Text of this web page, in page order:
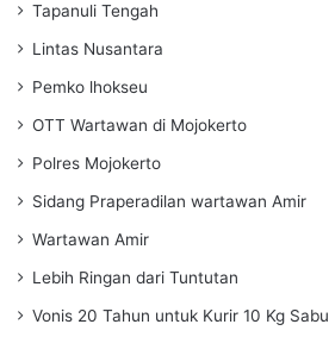
Tapanuli Tengah
Lintas Nusantara
Pemko lhokseu
OTT Wartawan di Mojokerto
Polres Mojokerto
Sidang Praperadilan wartawan Amir
Wartawan Amir
Lebih Ringan dari Tuntutan
Vonis 20 Tahun untuk Kurir 10 Kg Sabu